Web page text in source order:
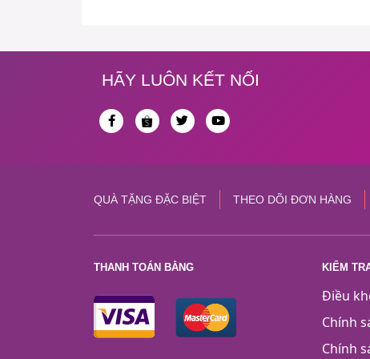
HÃY LUÔN KẾT NỐI
QUÀ TẶNG ĐẶC BIỆT THEO DÕI ĐƠN HÀNG
THANH TOÁN BẰNG KIỂM
Điều
Chính
Chính